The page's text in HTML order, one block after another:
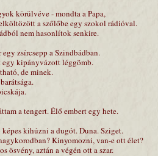
körülvéve - mondta a Papa,
a szőlőbe egy szokol rádióval.
nem hasonlítok senkire.
zsírcsepp a Szindbádban.
kipányvázott léggömb.
de minek.
a tengert. Élő embert egy hete.
kihúzni a dugót. Duna. Sziget.
Kinyomozni, van-e ott élet?
ösvény, aztán a végén ott a szar.